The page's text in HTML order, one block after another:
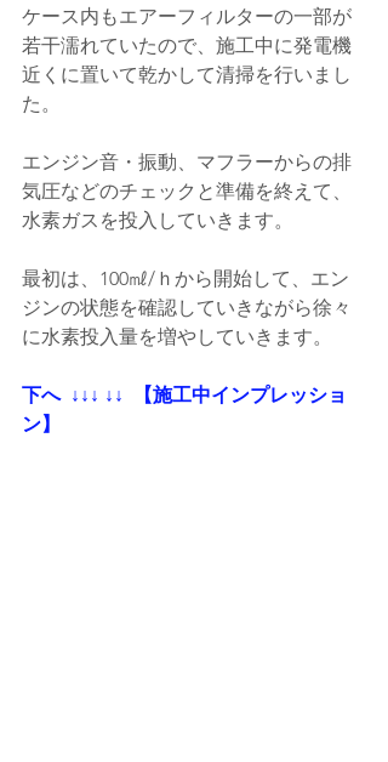
ケース内もエアーフィルターの一部が
若干濡れていたので、施工中に発電機
近くに置いて乾かして清掃を行いまし
た。
エンジン音・振動、マフラーからの排
気圧などのチェックと準備を終えて、
水素ガスを投入していきます。
最初は、100㎖/ｈから開始して、エン
ジンの状態を確認していきながら徐々
に水素投入量を増やしていきます。
下へ  ↓↓↓ ↓↓  【施工中インプレッショ
ン】